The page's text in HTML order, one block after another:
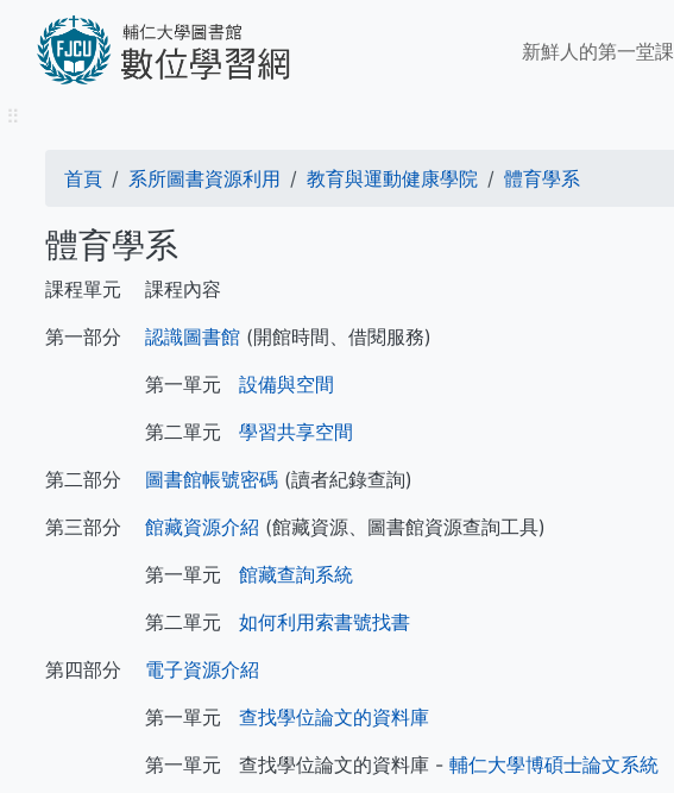
容
Main
navigation
新鮮人的第一堂課
⠿
導
航
連
結
首頁 系所圖書資源利用 教育與運動健康學院 體育學系
體育學系
課程單元 課程內容
第一部分
認識圖書館 (開館時間、借閱服務)
第一單元設備與空間
第二單元學習共享空間
第二部分
圖書館帳號密碼 (讀者紀錄查詢)
第三部分
館藏資源介紹 (館藏資源、圖書館資源查詢工具)
第一單元館藏查詢系統
第二單元如何利用索書號找書
第四部分
電子資源介紹
第一單元查找學位論文的資料庫
第一單元 查找學位論文的資料庫 -輔仁大學博碩士論文系統